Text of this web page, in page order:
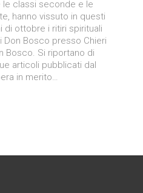
le classi seconde e le
hanno vissuto in questi
di ottobre i ritiri spirituali
Don Bosco presso Chieri
Bosco. Si riportano di
articoli pubblicati dal
in merito…